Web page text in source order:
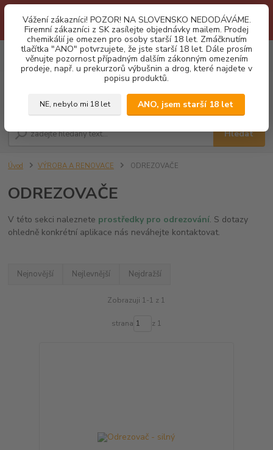
je neustálé porušování obchodních podmínek. Firemní zájemci o naše
produkty z SK zasílejte objednávky mailovou cestou. Děkujeme!
Vážení zákazníci! POZOR! NA SLOVENSKO NEDODÁVÁME.
Firemní zákazníci z SK zasílejte objednávky mailem. Prodej
chemikálií je omezen pro osoby starší 18 let. Zmáčknutím
tlačítka "ANO" potvrzujete, že jste starší 18 let. Dále prosím
věnujte pozornost případným dalším zákonným omezením
prodeje, např. u prekurzorů výbušnin a drog, které najdete v
popisu produktů.
NE, nebylo mi 18 let ANO, jsem starší 18 let
Menu
CZK
Hledat
0
za0,00 Kč
Úvod VÝROBA A RENOVACE ODREZOVAČE
ODREZOVAČE
V této sekci naleznete prostředky pro odrezování. S dotazy
ohledně konkrétní aplikace nás neváhejte kontaktovat.
Nejnovější Nejlevnější Nejdražší
Zobrazuji 1-1 z 1
strana z 1